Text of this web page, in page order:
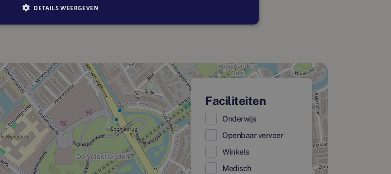
Faciliteiten
Onderwijs
Openbaar vervoer
Winkels
Medisch
DETAILS WEERGEVEN